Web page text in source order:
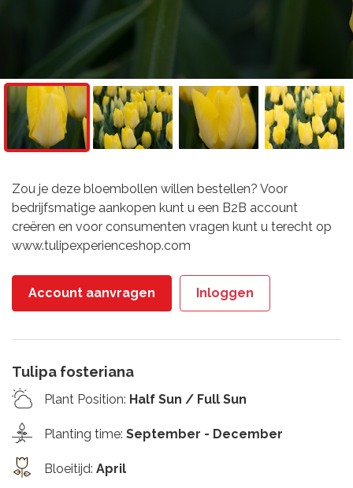
Zou je deze bloembollen willen bestellen? Voor
bedrijfsmatige aankopen kunt u een B2B account
creëren en voor consumenten vragen kunt u terecht op
www.tulipexperienceshop.com
Account aanvragen Inloggen
Tulipa fosteriana
Plant Position: Half Sun / Full Sun
Planting time: September - December
Bloeitijd: April